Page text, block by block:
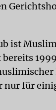
ist
nur für